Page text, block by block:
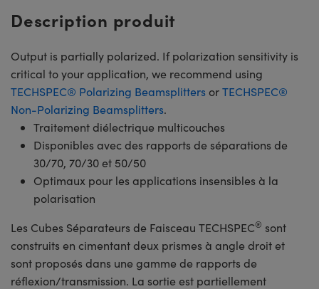
Description produit
Output is partially polarized. If polarization sensitivity is
critical to your application, we recommend using
TECHSPEC® Polarizing Beamsplitters orTECHSPEC®
Non-Polarizing Beamsplitters.
Traitement diélectrique multicouches
Disponibles avec des rapports de séparations de
30/70, 70/30 et 50/50
Optimaux pour les applications insensibles à la
polarisation
Les Cubes Séparateurs de Faisceau TECHSPEC® sont
construits en cimentant deux prismes à angle droit et
sont proposés dans une gamme de rapports de
réflexion/transmission. La sortie est partiellement